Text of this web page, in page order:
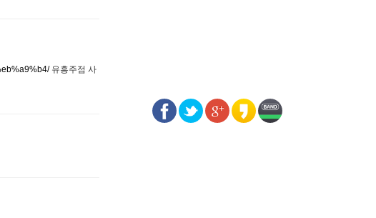
유흥주점 사